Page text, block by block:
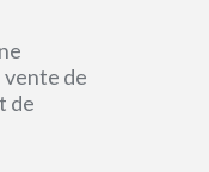
vente de
de